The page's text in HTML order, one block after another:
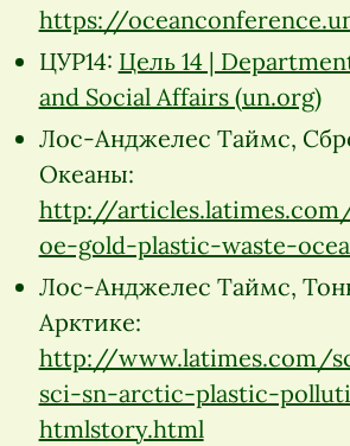
https://
ЦУР14: Цель 14 |
and Social Affairs (un.org)
Лос-Анджелес Таймс,
Океаны:
http://
oe-gold-plastic-waste-
Лос-Анджелес Таймс,
Арктике:
http://www.latimes.com/
sci-sn-arctic-plastic-
htmlstory.html